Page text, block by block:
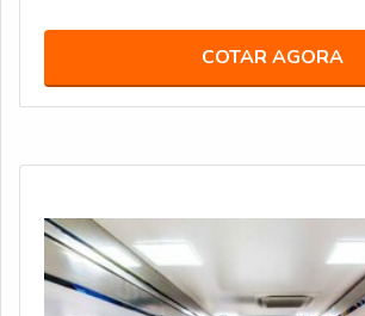
COTAR AGORA